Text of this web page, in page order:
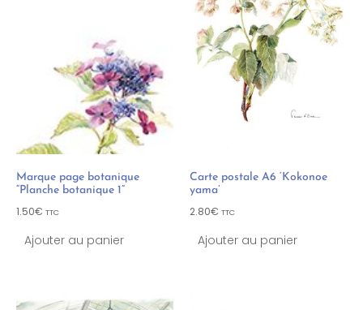
Marque page botanique
“Planche botanique 1”
1.50€ TTC
Ajouter au panier
Carte postale A6 ‘Kokonoe
yama’
2.80€ TTC
Ajouter au panier